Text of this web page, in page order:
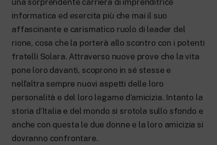
informatica ed esercita più che mai il suo
affascinante e carismatico ruolo di leader del
rione, cosa che la porterà allo scontro con i potenti
fratelli Solara. Attraverso nuove prove che la vita
pone loro davanti, scoprono in sé stesse e
nell’altra sempre nuovi aspetti delle loro
personalità e del loro legame d’amicizia. Intanto la
storia d’Italia e del mondo si srotola sullo sfondo e
anche con questa le due donne e la loro amicizia si
dovranno confrontare.